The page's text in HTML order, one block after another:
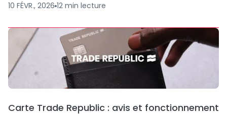
10 FÉVR., 2026 12 min lecture
Carte Trade Republic : avis et fonctionnement